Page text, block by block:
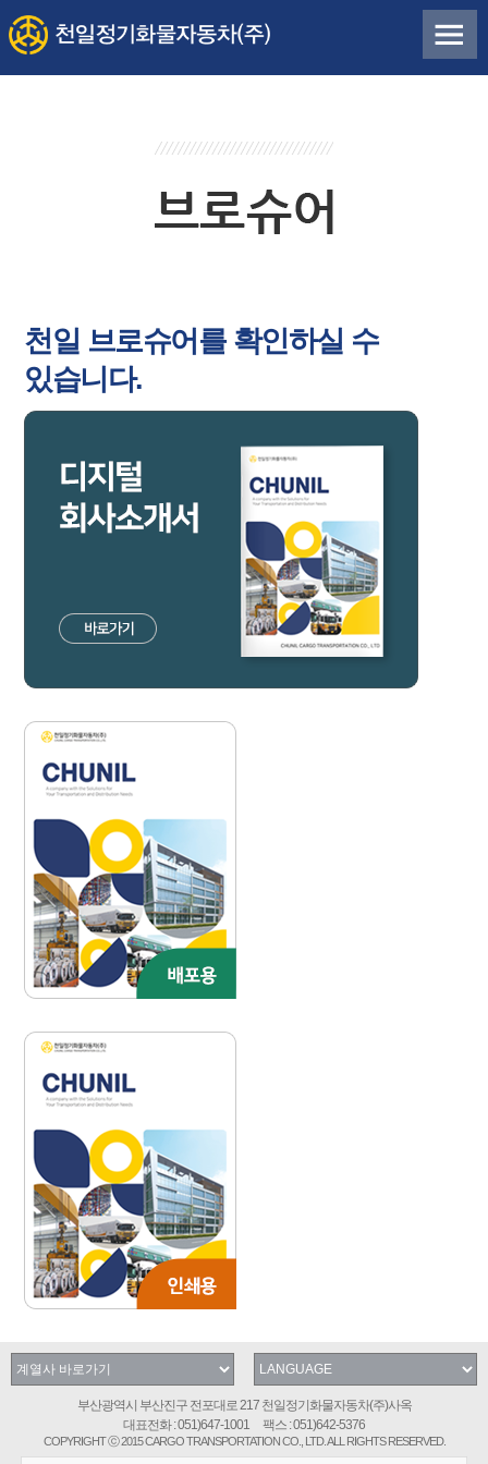
천일 브로슈어를 확인하실 수
있습니다.
부산광역시 부산진구 전포대로 217 천일정기화물자동차(주)사옥
대표전화 : 051)647-1001 팩스 : 051)642-5376
COPYRIGHT ⓒ 2015 CARGO TRANSPORTATION CO., LTD. ALL RIGHTS RESERVED.